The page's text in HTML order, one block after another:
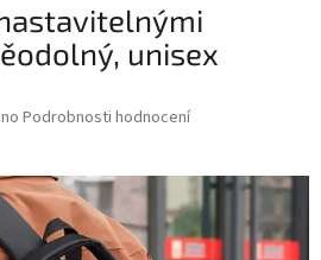
unisex
Podrobnosti hodnocení